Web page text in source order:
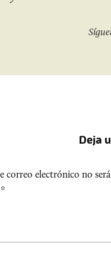
Deja
correo electrónico no
*